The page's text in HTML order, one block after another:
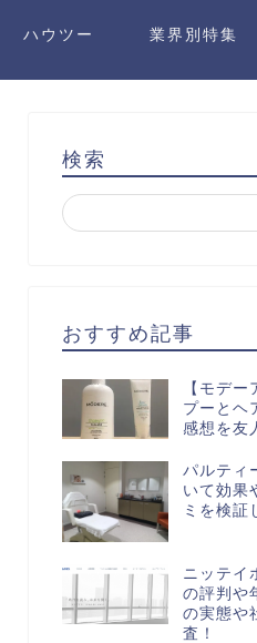
ハウツー 業界別特集
検索
おすすめ記事
【モデ
プーとヘ
感想を友
パルティ
いて効果
ミを検証
ニッテイ
の評判や
の実態や
査！